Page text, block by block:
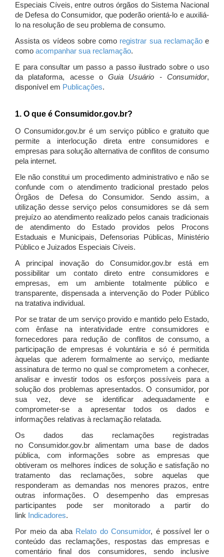
Especiais Cíveis, entre outros órgãos do Sistema Nacional
de Defesa do Consumidor, que poderão orientá-lo e auxiliá-
lo na resolução de seu problema de consumo.
Assista os vídeos sobre como registrar sua reclamaçãoe
como acompanhar sua reclamação.
E para consultar um passo a passo ilustrado sobre o uso
da plataforma, acesse oGuia Usuário - Consumidor,
disponível em Publicações.
1. O que é Consumidor.gov.br?
O Consumidor.gov.br é um serviço público e gratuito que
permite a interlocução direta entre consumidores e
empresas para solução alternativa de conflitos de consumo
pela internet.
Ele não constitui um procedimento administrativo e não se
confunde com o atendimento tradicional prestado pelos
Órgãos de Defesa do Consumidor. Sendo assim, a
utilização desse serviço pelos consumidores se dá sem
prejuízo ao atendimento realizado pelos canais tradicionais
de atendimento do Estado providos pelos Procons
Estaduais e Municipais, Defensorias Públicas, Ministério
Público e Juizados Especiais Cíveis.
A principal inovação do Consumidor.gov.br está em
possibilitar um contato direto entre consumidores e
empresas, em um ambiente totalmente público e
transparente, dispensada a intervenção do Poder Público
na tratativa individual.
Por se tratar de um serviço provido e mantido pelo Estado,
com ênfase na interatividade entre consumidores e
fornecedores para redução de conflitos de consumo, a
participação de empresas é voluntária e só é permitida
àquelas que aderem formalmente ao serviço, mediante
assinatura de termo no qual se comprometem a conhecer,
analisar e investir todos os esforços possíveis para a
solução dos problemas apresentados. O consumidor, por
sua vez, deve se identificar adequadamente e
comprometer-se a apresentar todos os dados e
informações relativas à reclamação relatada.
Os dados das reclamações registradas
no Consumidor.gov.br alimentam uma base de dados
pública, com informações sobre as empresas que
obtiveram os melhores índices de solução e satisfação no
tratamento das reclamações, sobre aquelas que
responderam as demandas nos menores prazos, entre
outras informações. O desempenho das empresas
participantes pode ser monitorado a partir do
link Indicadores.
Por meio da aba Relato do Consumidor, é possível ler o
conteúdo das reclamações, respostas das empresas e
comentário final dos consumidores, sendo inclusive